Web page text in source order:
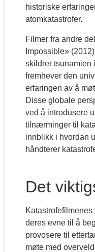
historiske
atomkatastrofer.
Filmer fra andre
Impossible»
skildrer tsunamien
fremhever den
erfaringen av å
Disse globale
ved å introdusere
tilnærminger til
innblikk i hvordan
håndterer
Det
deres evne til å
provosere til
møte med